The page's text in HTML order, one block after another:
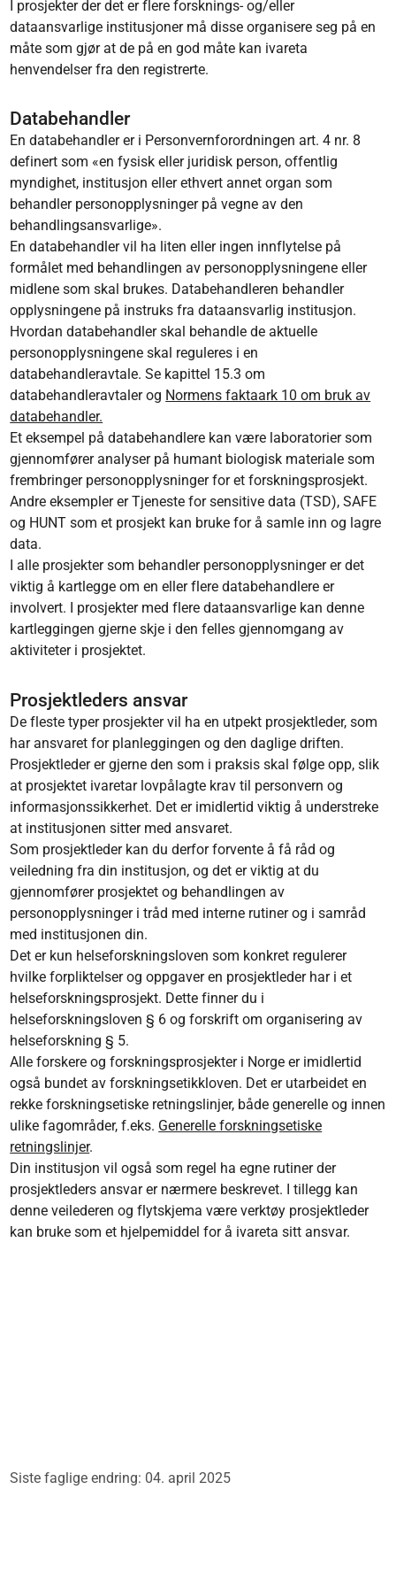
I prosjekter der det er flere forsknings- og/eller
dataansvarlige institusjoner må disse organisere seg på en
måte som gjør at de på en god måte kan ivareta
henvendelser fra den registrerte.
Databehandler
En databehandler er i Personvernforordningen art. 4 nr. 8
definert som «en fysisk eller juridisk person, offentlig
myndighet, institusjon eller ethvert annet organ som
behandler personopplysninger på vegne av den
behandlingsansvarlige».
En databehandler vil ha liten eller ingen innflytelse på
formålet med behandlingen av personopplysningene eller
midlene som skal brukes. Databehandleren behandler
opplysningene på instruks fra dataansvarlig institusjon.
Hvordan databehandler skal behandle de aktuelle
personopplysningene skal reguleres i en
databehandleravtale. Se kapittel 15.3 om
databehandleravtaler og Normens faktaark 10 om bruk av
databehandler.
Et eksempel på databehandlere kan være laboratorier som
gjennomfører analyser på humant biologisk materiale som
frembringer personopplysninger for et forskningsprosjekt.
Andre eksempler er Tjeneste for sensitive data (TSD), SAFE
og HUNT som et prosjekt kan bruke for å samle inn og lagre
data.
I alle prosjekter som behandler personopplysninger er det
viktig å kartlegge om en eller flere databehandlere er
involvert. I prosjekter med flere dataansvarlige kan denne
kartleggingen gjerne skje i den felles gjennomgang av
aktiviteter i prosjektet.
Prosjektleders ansvar
De fleste typer prosjekter vil ha en utpekt prosjektleder, som
har ansvaret for planleggingen og den daglige driften.
Prosjektleder er gjerne den som i praksis skal følge opp, slik
at prosjektet ivaretar lovpålagte krav til personvern og
informasjonssikkerhet. Det er imidlertid viktig å understreke
at institusjonen sitter med ansvaret.
Som prosjektleder kan du derfor forvente å få råd og
veiledning fra din institusjon, og det er viktig at du
gjennomfører prosjektet og behandlingen av
personopplysninger i tråd med interne rutiner og i samråd
med institusjonen din.
Det er kun helseforskningsloven som konkret regulerer
hvilke forpliktelser og oppgaver en prosjektleder har i et
helseforskningsprosjekt. Dette finner du i
helseforskningsloven § 6 og forskrift om organisering av
helseforskning § 5.
Alle forskere og forskningsprosjekter i Norge er imidlertid
også bundet av forskningsetikkloven. Det er utarbeidet en
rekke forskningsetiske retningslinjer, både generelle og innen
ulike fagområder, f.eks. Generelle forskningsetiske
retningslinjer.
Din institusjon vil også som regel ha egne rutiner der
prosjektleders ansvar er nærmere beskrevet. I tillegg kan
denne veilederen og flytskjema være verktøy prosjektleder
kan bruke som et hjelpemiddel for å ivareta sitt ansvar.
Siste faglige endring: 04. april 2025